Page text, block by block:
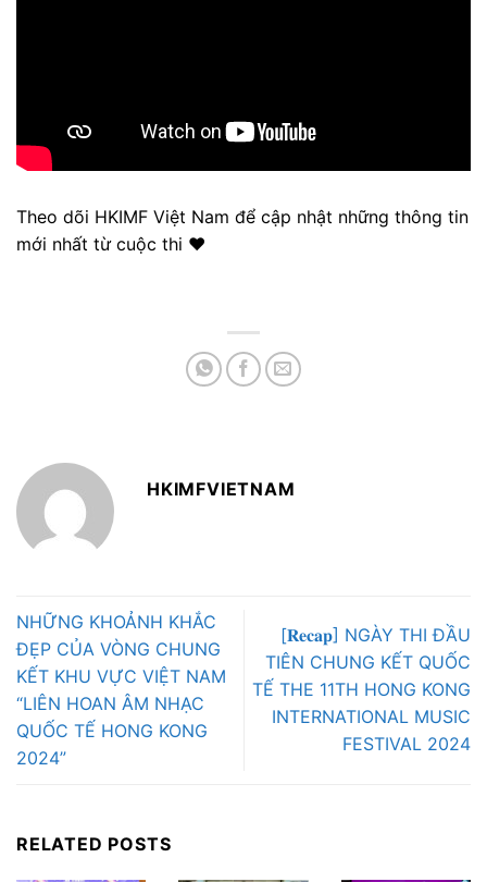
Theo dõi HKIMF Việt Nam để cập nhật những thông tin
mới nhất từ cuộc thi ♥
HKIMFVIETNAM
NHỮNG KHOẢNH KHẮC
ĐẸP CỦA VÒNG CHUNG
KẾT KHU VỰC VIỆT NAM
“LIÊN HOAN ÂM NHẠC
QUỐC TẾ HONG KONG
2024”
[𝐑𝐞𝐜𝐚𝐩] NGÀY THI ĐẦU
TIÊN CHUNG KẾT QUỐC
TẾ THE 11TH HONG KONG
INTERNATIONAL MUSIC
FESTIVAL 2024
RELATED POSTS